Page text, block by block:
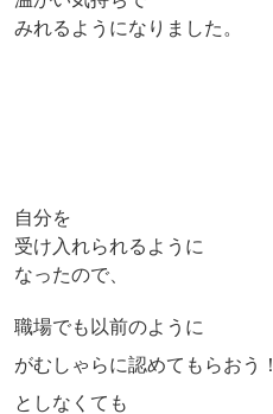
みれるようになりました。
自分を
受け入れられるように
なったので、
職場でも以前のように
がむしゃらに認めてもらおう！
としなくても